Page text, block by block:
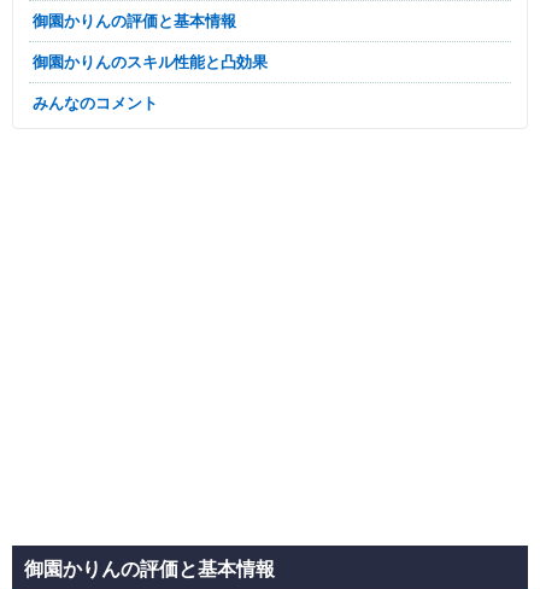
御園かりんの評価と基本情報
御園かりんのスキル性能と凸効果
みんなのコメント
御園かりんの評価と基本情報